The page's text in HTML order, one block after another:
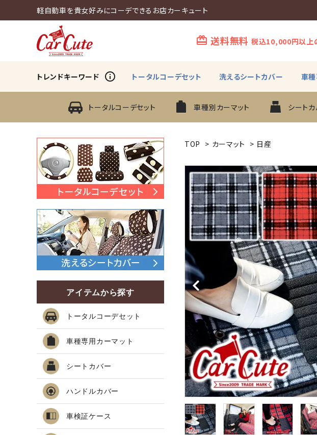
軽自動車を貴女好みにコーデできるお店カーキュート
card_giftcard 送料無料 税込10,000円以上
トレンドキーワード info_outline トータルコーデセット 洗えるシートカバー 車
トータルコーデセット 車種別カーマット シート
TOP > カーマット > 日産
アイテムから探す
トータルコーデセット
車種専用カーマット
シートカバー
ハンドルカバー
車検証ケース